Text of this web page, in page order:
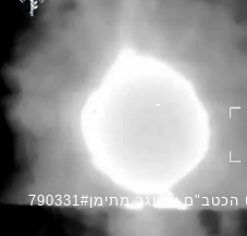
יירוט הכטב"ם ששוגר מתימן